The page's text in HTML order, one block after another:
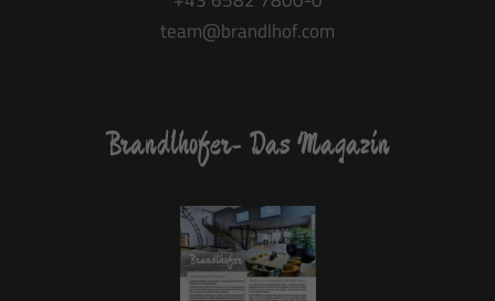
Brandlhofer- Das Magazin
team@brandlhof.com